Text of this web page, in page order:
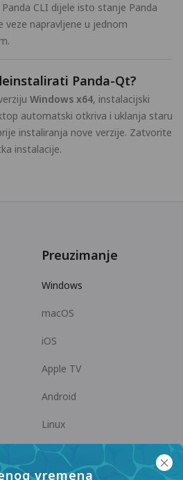
CLI dijele isto stanje Panda
veze napravljene u jednom
Panda-Qt?
Windows x64, instalacijski
automatski otkriva i uklanja staru
instaliranja nove verzije. Zatvorite
instalacije.
vremena
Preuzimanje
Windows
macOS
iOS
Apple TV
Android
Linux
Android TV